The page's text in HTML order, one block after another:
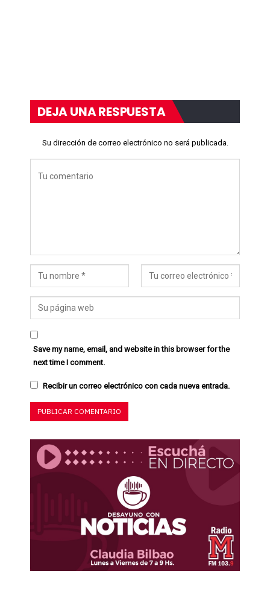
DEJA UNA RESPUESTA
Su dirección de correo electrónico no será publicada.
Save my name, email, and website in this browser for the
next time I comment.
Recibir un correo electrónico con cada nueva entrada.